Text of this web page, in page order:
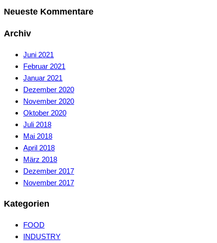
Neueste Kommentare
Archiv
Juni 2021
Februar 2021
Januar 2021
Dezember 2020
November 2020
Oktober 2020
Juli 2018
Mai 2018
April 2018
März 2018
Dezember 2017
November 2017
Kategorien
FOOD
INDUSTRY